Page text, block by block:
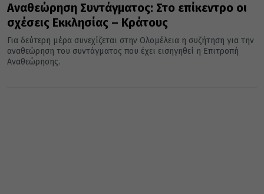
Αναθεώρηση Συντάγματος: Στο επίκεντρο οι
σχέσεις Εκκλησίας – Κράτους
Για δεύτερη μέρα συνεχίζεται στην Ολομέλεια η συζήτηση για την
αναθεώρηση του συντάγματος που έχει εισηγηθεί η Επιτροπή
Αναθεώρησης.